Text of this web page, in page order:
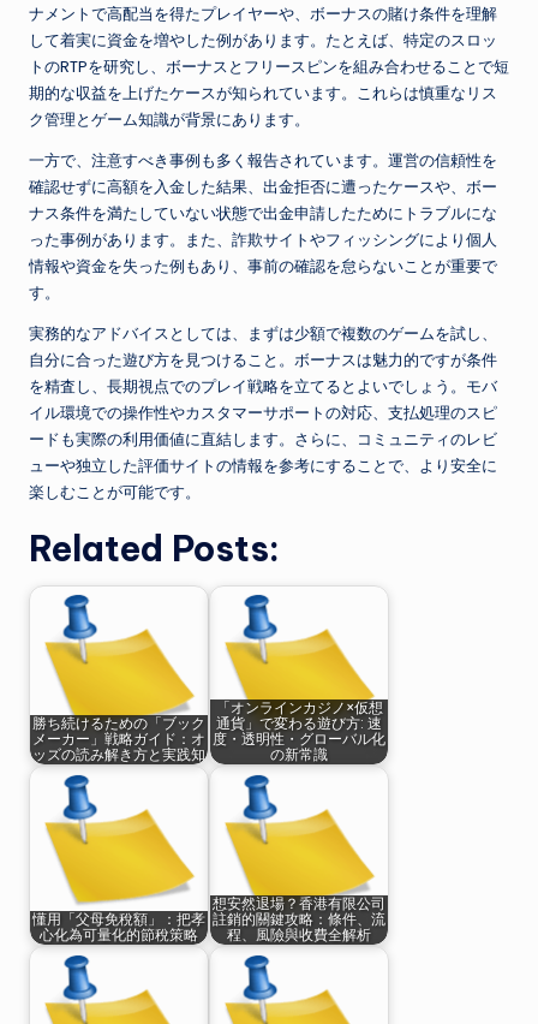
ナメントで高配当を得たプレイヤーや、ボーナスの賭け条件を理解
して着実に資金を増やした例があります。たとえば、特定のスロッ
トのRTPを研究し、ボーナスとフリースピンを組み合わせることで短
期的な収益を上げたケースが知られています。これらは慎重なリス
ク管理とゲーム知識が背景にあります。
一方で、注意すべき事例も多く報告されています。運営の信頼性を
確認せずに高額を入金した結果、出金拒否に遭ったケースや、ボー
ナス条件を満たしていない状態で出金申請したためにトラブルにな
った事例があります。また、詐欺サイトやフィッシングにより個人
情報や資金を失った例もあり、事前の確認を怠らないことが重要で
す。
実務的なアドバイスとしては、まずは少額で複数のゲームを試し、
自分に合った遊び方を見つけること。ボーナスは魅力的ですが条件
を精査し、長期視点でのプレイ戦略を立てるとよいでしょう。モバ
イル環境での操作性やカスタマーサポートの対応、支払処理のスピ
ードも実際の利用価値に直結します。さらに、コミュニティのレビ
ューや独立した評価サイトの情報を参考にすることで、より安全に
楽しむことが可能です。
Related Posts:
勝ち続けるための「ブック
メーカー」戦略ガイド：オ
ッズの読み解き方と実践知
「オンラインカジノ×仮想
通貨」で変わる遊び方: 速
度・透明性・グローバル化
の新常識
懂用「父母免稅額」：把孝
心化為可量化的節稅策略
想安然退場？香港有限公司
註銷的關鍵攻略：條件、流
程、風險與收費全解析